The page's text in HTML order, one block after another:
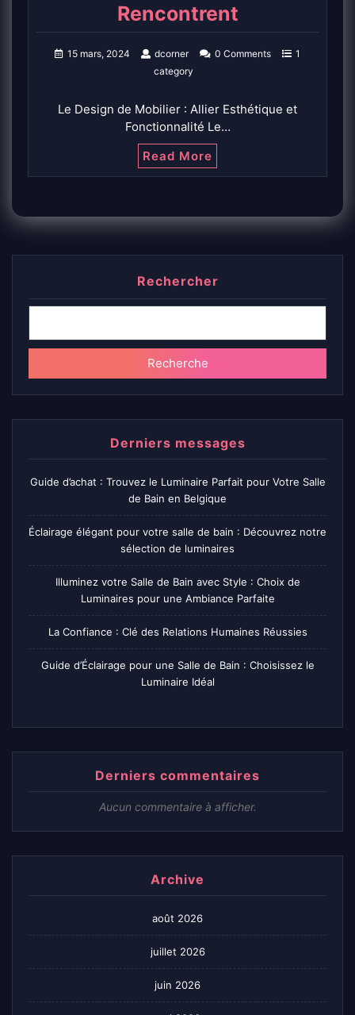
Rencontrent
15 mars, 2024 dcorner 0 Comments
1
category
Le Design de Mobilier : Allier Esthétique et
Fonctionnalité Le…
Read More
Rechercher
Recherche
Derniers messages
Guide d’achat : Trouvez le Luminaire Parfait pour Votre Salle
de Bain en Belgique
Éclairage élégant pour votre salle de bain : Découvrez notre
sélection de luminaires
Illuminez votre Salle de Bain avec Style : Choix de
Luminaires pour une Ambiance Parfaite
La Confiance : Clé des Relations Humaines Réussies
Guide d’Éclairage pour une Salle de Bain : Choisissez le
Luminaire Idéal
Derniers commentaires
Aucun commentaire à afficher.
Archive
août 2026
juillet 2026
juin 2026